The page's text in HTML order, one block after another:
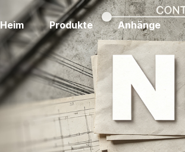
Heim Produkte Anhänge